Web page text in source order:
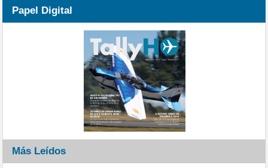
Papel Digital
Más Leídos